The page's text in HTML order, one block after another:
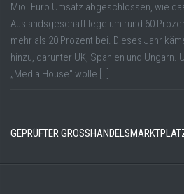
Mio. Euro Umsatz abgeschlossen, wie
Auslandsgeschäft lege um rund 60
mehr als 20 Prozent bei. Dieses Jahr
hinzu, darunter UK, Spanien und
„Media House“ wolle […]
GEPRÜFTER GROSSHANDELSMARKTPLATZ